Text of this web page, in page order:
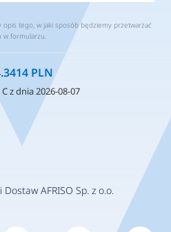
AFRISO Sp. z o.o.
opis tego, w jaki sposób będziemy przetwarzać
w formularzu.
PLN
z dnia 2026-08-07